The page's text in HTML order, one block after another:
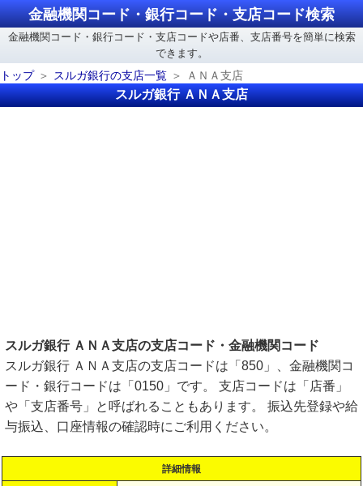
金融機関コード・銀行コード・支店コード検索
金融機関コード・銀行コード・支店コードや店番、支店番号を簡単に検索
できます。
トップ
スルガ銀行の支店一覧 ＡＮＡ支店
スルガ銀行 ＡＮＡ支店
スルガ銀行 ＡＮＡ支店の支店コード・金融機関コード
スルガ銀行 ＡＮＡ支店の支店コードは「850」、金融機関コ
ード・銀行コードは「0150」です。 支店コードは「店番」
や「支店番号」と呼ばれることもあります。 振込先登録や給
与振込、口座情報の確認時にご利用ください。
詳細情報